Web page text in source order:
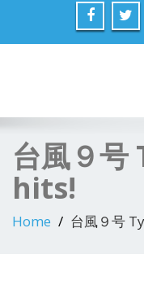
台風９
hits!
Home 台風９号